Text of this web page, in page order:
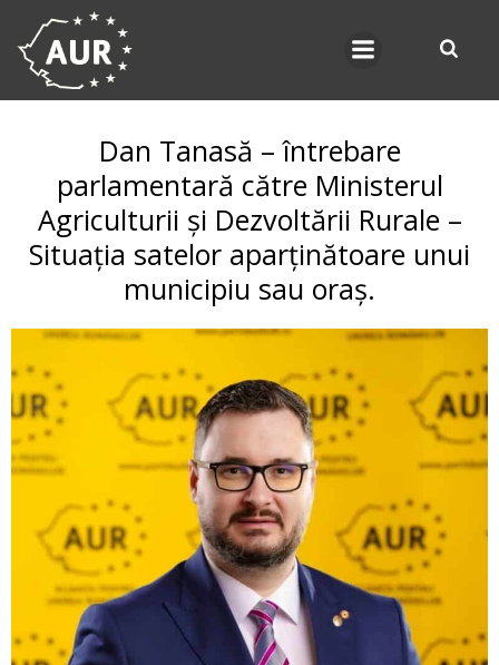
Dan Tanasă – întrebare
parlamentară către Ministerul
Agriculturii și Dezvoltării Rurale –
Situația satelor aparținătoare unui
municipiu sau oraș.